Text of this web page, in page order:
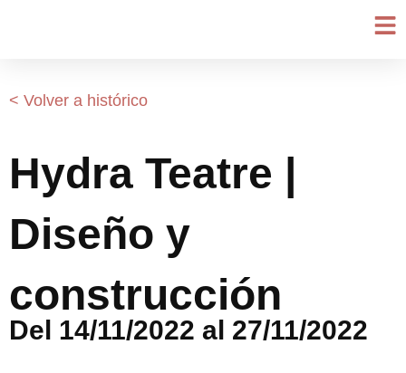
< Volver a histórico
Hydra Teatre |
Diseño y
construcción
Del 14/11/2022 al 27/11/2022